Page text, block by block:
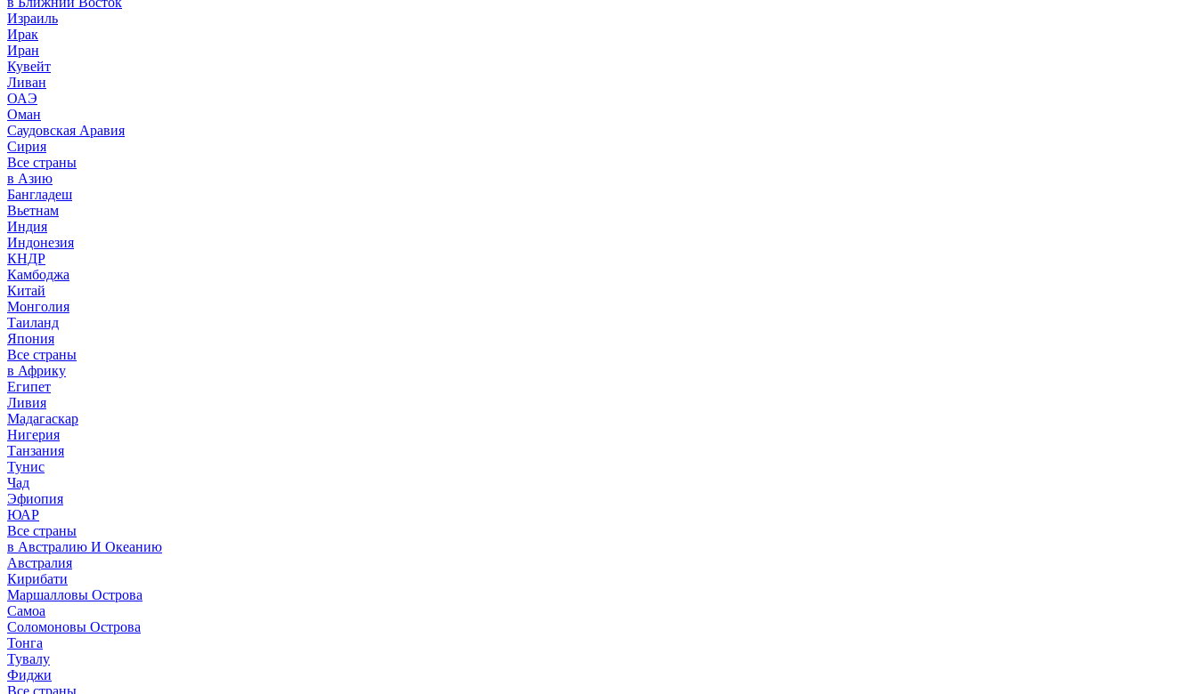
Израиль
Ирак
Иран
Кувейт
Ливан
ОАЭ
Оман
Саудовская Аравия
Сирия
Все страны
в Азию
Бангладеш
Вьетнам
Индия
Индонезия
КНДР
Камбоджа
Китай
Монголия
Таиланд
Япония
Все страны
в Африку
Египет
Ливия
Мадагаскар
Нигерия
Танзания
Тунис
Чад
Эфиопия
ЮАР
Все страны
в Австралию И Океанию
Австралия
Кирибати
Маршалловы Острова
Самоа
Соломоновы Острова
Тонга
Тувалу
Фиджи
Все страны